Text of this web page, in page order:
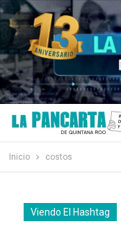
Inicio costos
Viendo El Hashtag